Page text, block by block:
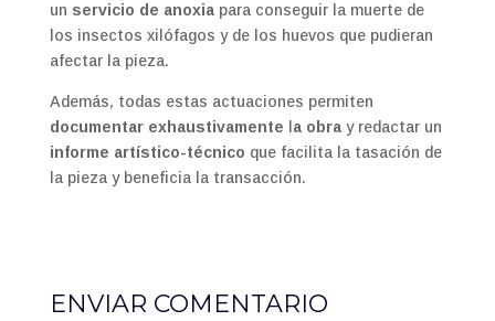
un servicio de anoxiapara conseguir la muerte de
los insectos xilófagos y de los huevos que pudieran
afectar la pieza.
Además, todas estas actuaciones permiten
documentar exhaustivamente
a obray redactar un
informe artístico-técnico que facilita la tasación de
la pieza y beneficia la transacción.
ENVIAR COMENTARIO